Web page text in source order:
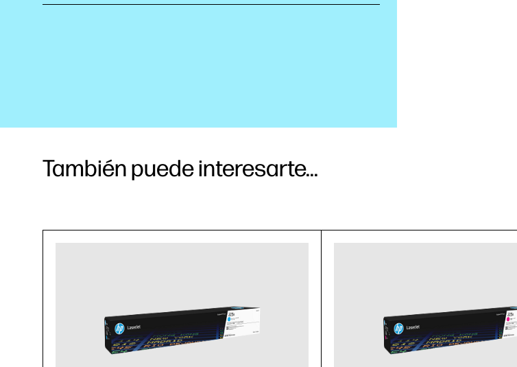
También puede interesarte...